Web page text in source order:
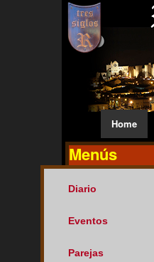
Home
Menús
Diario
Eventos
Parejas